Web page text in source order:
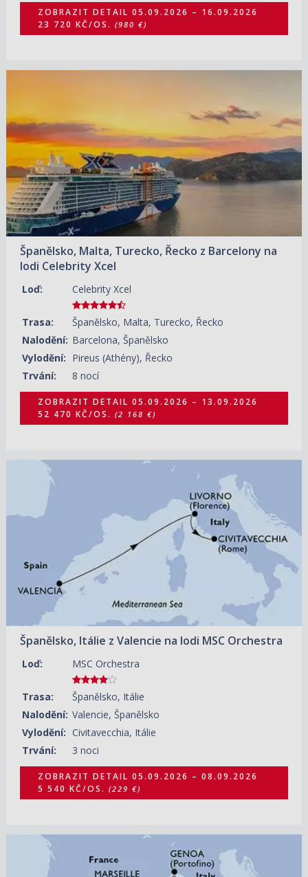
ZOBRAZIT DETAIL 05.09.2026 – 16.09.2026
23 720 KČ/OS. (980 €)
Španělsko, Malta, Turecko, Řecko z Barcelony na
lodi Celebrity Xcel
Loď: Celebrity Xcel
Trasa:
Španělsko, Malta, Turecko, Řecko
Nalodění: Barcelona, Španělsko
Vylodění: Pireus (Athény), Řecko
Trvání:
8 nocí
52 470 KČ/OS.
ZOBRAZIT DETAIL 05.09.2026 – 13.09.2026
52 470 KČ/OS. (2 168 €)
Španělsko, Itálie z Valencie na lodi MSC Orchestra
Loď: MSC Orchestra
Trasa:
Španělsko, Itálie
Nalodění: Valencie, Španělsko
Vylodění: Civitavecchia, Itálie
Trvání:
3 noci
ZOBRAZIT DETAIL
05.09.2026 – 08.09.2026
5 540 KČ/OS.
(229 €)
ZOBRAZIT DETAIL 05.09.2026 – 08.09.2026
5 540 KČ/OS. (229 €)
ZOBRAZIT DETAIL
05.09.2026 – 10.09.2026
13 040 KČ/OS.
(539 €)